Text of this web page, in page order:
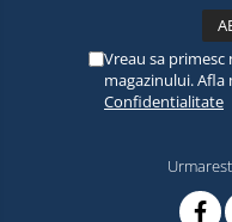
Vreau sa
magazinului. Afla
Confidentialitate